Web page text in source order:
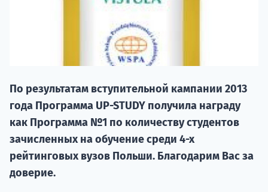
По результатам вступительной кампании 2013
года Программа UP-STUDY получила награду
как Программа №1 по количеству студентов
зачисленных на обучение среди 4-х
рейтинговых вузов Польши. Благодарим Вас за
доверие.